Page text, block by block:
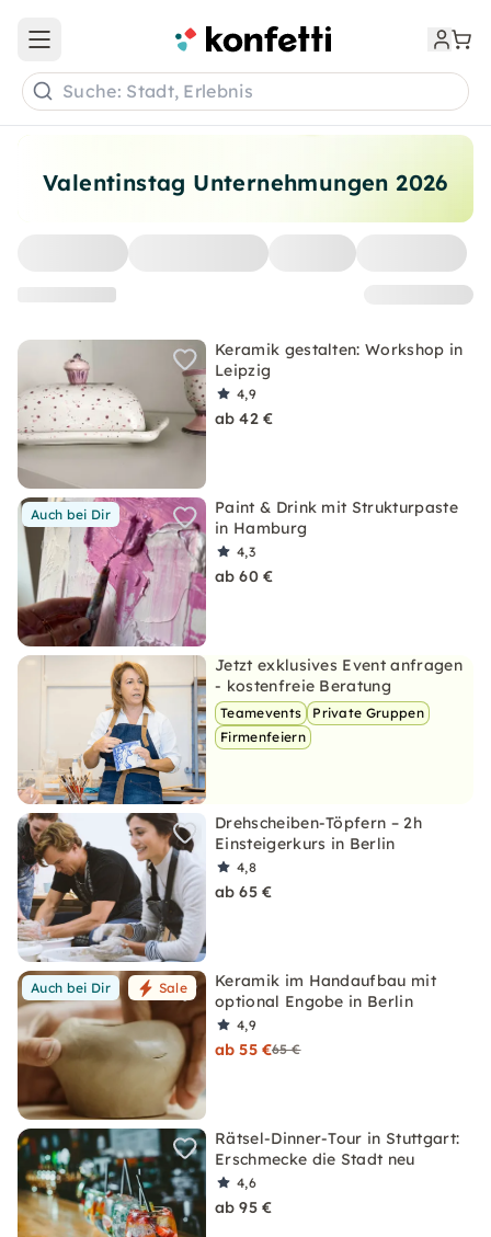
Valentinstag Unternehmungen 2026
Keramik gestalten: Workshop in
Leipzig
4,9
ab 42 €
Auch bei Dir
Paint & Drink mit Strukturpaste
in Hamburg
4,3
ab 60 €
Jetzt exklusives Event anfragen
- kostenfreie Beratung
Teamevents
Private Gruppen
Firmenfeiern
Drehscheiben-Töpfern – 2h
Einsteigerkurs in Berlin
4,8
ab 65 €
Auch bei Dir Sale
Keramik im Handaufbau mit
optional Engobe in Berlin
4,9
ab 55 €65 €
Rätsel-Dinner-Tour in Stuttgart:
Erschmecke die Stadt neu
4,6
ab 95 €
Open main menu
Suche: Stadt, Erlebnis